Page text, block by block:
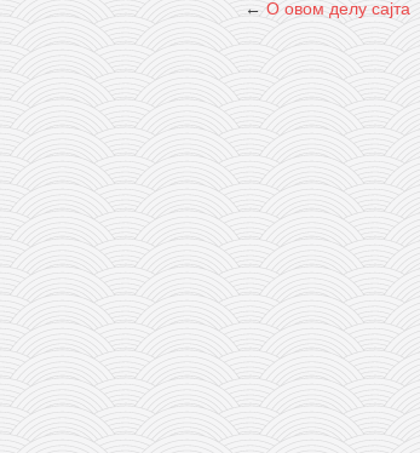
←О овом делу сајта